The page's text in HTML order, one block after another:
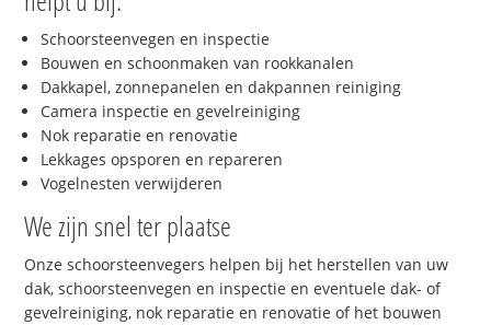
Schoorsteenvegen en inspectie
Bouwen en schoonmaken van rookkanalen
Dakkapel, zonnepanelen en dakpannen reiniging
Camera inspectie en gevelreiniging
Nok reparatie en renovatie
Lekkages opsporen en repareren
Vogelnesten verwijderen
We zijn snel ter plaatse
Onze schoorsteenvegers helpen bij het herstellen van uw
dak, schoorsteenvegen en inspectie en eventuele dak- of
gevelreiniging, nok reparatie en renovatie of het bouwen